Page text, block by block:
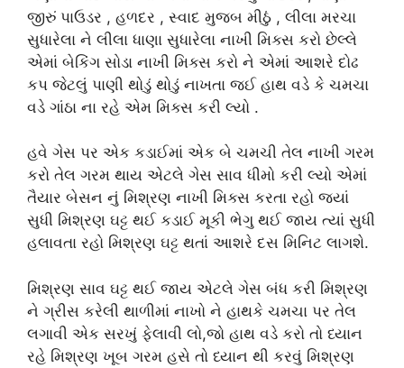
જીરું પાઉડર , હળદર , સ્વાદ મુજબ મીઠું , લીલા મરચા
સુધારેલા ને લીલા ધાણા સુધારેલા નાખી મિક્સ કરો છેલ્લે
એમાં બેકિંગ સોડા નાખી મિક્સ કરો ને એમાં આશરે દોઢ
કપ જેટલું પાણી થોડું થોડું નાખતા જઈ હાથ વડે કે ચમચા
વડે ગાંઠા ના રહે એમ મિક્સ કરી લ્યો .
હવે ગેસ પર એક કડાઈમાં એક બે ચમચી તેલ નાખી ગરમ
કરો તેલ ગરમ થાય એટલે ગેસ સાવ ધીમો કરી લ્યો એમાં
તૈયાર બેસન નું મિશ્રણ નાખી મિક્સ કરતા રહો જ્યાં
સુધી મિશ્રણ ઘટ્ટ થઈ કડાઈ મૂકી ભેગુ થઈ જાય ત્યાં સુધી
હલાવતા રહો મિશ્રણ ઘટ્ટ થતાં આશરે દસ મિનિટ લાગશે.
મિશ્રણ સાવ ઘટ્ટ થઈ જાય એટલે ગેસ બંધ કરી મિશ્રણ
ને ગ્રીસ કરેલી થાળીમાં નાખો ને હાથકે ચમચા પર તેલ
લગાવી એક સરખું ફેલાવી લો,જો હાથ વડે કરો તો ધ્યાન
રહે મિશ્રણ ખૂબ ગરમ હસે તો ધ્યાન થી કરવું મિશ્રણ